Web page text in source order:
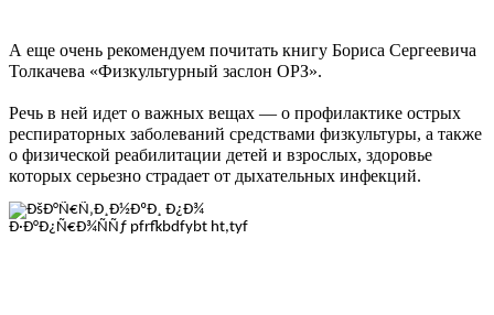
А еще очень рекомендуем почитать книгу Бориса Сергеевича
Толкачева «Физкультурный заслон ОРЗ».
Речь в ней идет о важных вещах — о профилактике острых
респираторных заболеваний средствами физкультуры, а также
о физической реабилитации детей и взрослых, здоровье
которых серьезно страдает от дыхательных инфекций.